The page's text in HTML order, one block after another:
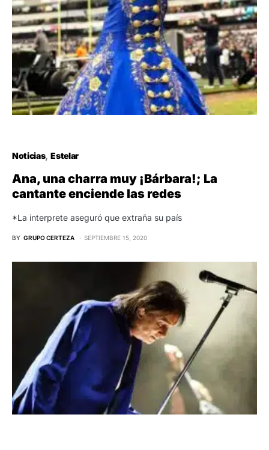
Noticias Estelar
Ana, una charra muy ¡Bárbara!; La
cantante enciende las redes
*La interprete aseguró que extraña su país
BY GRUPO CERTEZA SEPTIEMBRE 15, 2020